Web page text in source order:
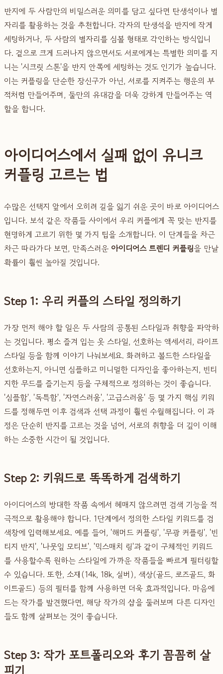
반지에 두 사람만의 비밀스러운 의미를 담고 싶다면 탄생석이나 별
자리를 활용하는 것을 추천합니다. 각자의 탄생석을 반지에 작게
세팅하거나, 두 사람의 별자리를 심볼 형태로 각인하는 방식입니
다. 겉으로 크게 드러나지 않으면서도 서로에게는 특별한 의미를 지
니는 '시크릿 스톤'을 반지 안쪽에 세팅하는 것도 인기가 높습니다.
이는 커플링을 단순한 장신구가 아닌, 서로를 지켜주는 행운의 부
적처럼 만들어주며, 둘만의 유대감을 더욱 강하게 만들어주는 역
할을 합니다.
아이디어스에서 실패 없이 유니크
커플링 고르는 법
수많은 선택지 앞에서 오히려 길을 잃기 쉬운 곳이 바로 아이디어스
입니다. 보석 같은 작품들 사이에서 우리 커플에게 꼭 맞는 반지를
현명하게 고르기 위한 몇 가지 팁을 소개합니다. 이 단계들을 차근
차근 따라가다 보면, 만족스러운 아이디어스 트렌디 커플링을 만날
확률이 훨씬 높아질 것입니다.
Step 1: 우리 커플의 스타일 정의하기
가장 먼저 해야 할 일은 두 사람의 공통된 스타일과 취향을 파악하
는 것입니다. 평소 즐겨 입는 옷 스타일, 선호하는 액세서리, 라이프
스타일 등을 함께 이야기 나눠보세요. 화려하고 볼드한 스타일을
선호하는지, 아니면 심플하고 미니멀한 디자인을 좋아하는지, 빈티
지한 무드를 즐기는지 등을 구체적으로 정의하는 것이 좋습니다.
'심플함', '독특함', '자연스러움', '고급스러움' 등 몇 가지 핵심 키워
드를 정해두면 이후 검색과 선택 과정이 훨씬 수월해집니다. 이 과
정은 단순히 반지를 고르는 것을 넘어, 서로의 취향을 더 깊이 이해
하는 소중한 시간이 될 것입니다.
Step 2: 키워드로 똑똑하게 검색하기
아이디어스의 방대한 작품 속에서 헤매지 않으려면 검색 기능을 적
극적으로 활용해야 합니다. 1단계에서 정의한 스타일 키워드를 검
색창에 입력해보세요. 예를 들어, '해머드 커플링', '무광 커플링', '빈
티지 반지', '나뭇잎 모티브', '믹스매치 링'과 같이 구체적인 키워드
를 사용할수록 원하는 스타일에 가까운 작품들을 빠르게 필터링할
수 있습니다. 또한, 소재(14k, 18k, 실버), 색상(골드, 로즈골드, 화
이트골드) 등의 필터를 함께 사용하면 더욱 효과적입니다. 마음에
드는 작가를 발견했다면, 해당 작가의 샵을 둘러보며 다른 디자인
들도 함께 살펴보는 것이 좋습니다.
Step 3: 작가 포트폴리오와 후기 꼼꼼히 살
피기